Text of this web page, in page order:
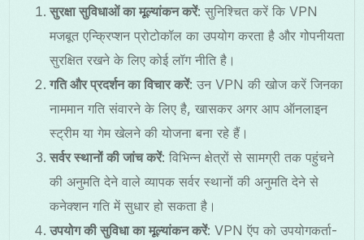
सुरक्षा सुविधाओं का मूल्यांकन करें: सुनिश्चित करें कि VPN
मजबूत एन्क्रिप्शन प्रोटोकॉल का उपयोग करता है और गोपनीयता
सुरक्षित रखने के लिए कोई लॉग नीति है।
गति और प्रदर्शन का विचार करें: उन VPN की खोज करें जिनका
नाममान गति संवारने के लिए है, खासकर अगर आप ऑनलाइन
स्ट्रीम या गेम खेलने की योजना बना रहे हैं।
सर्वर स्थानों की जांच करें: विभिन्न क्षेत्रों से सामग्री तक पहुंचने
की अनुमति देने वाले व्यापक सर्वर स्थानों की अनुमति देने से
कनेक्शन गति में सुधार हो सकता है।
उपयोग की सुविधा का मूल्यांकन करें: VPN ऍप को उपयोगकर्ता-